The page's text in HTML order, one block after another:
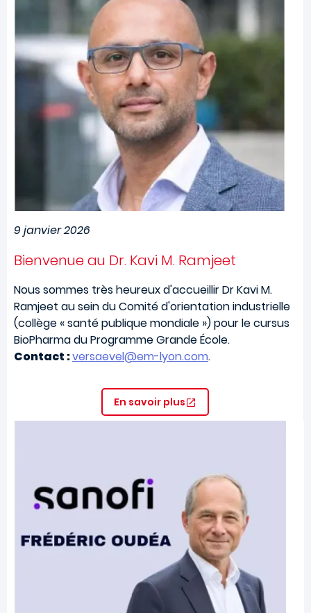
9 janvier 2026
Bienvenue au Dr. Kavi M. Ramjeet
Nous sommes très heureux d'accueillir Dr Kavi M.
Ramjeet au sein du Comité d'orientation industrielle
(collège « santé publique mondiale ») pour le cursus
BioPharma du Programme Grande École.
Contact :versaevel@em-lyon.com.
En savoir plus